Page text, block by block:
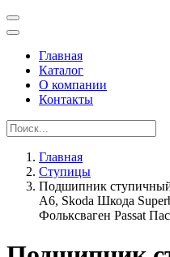
Главная
Каталог
О компании
Контакты
Главная
Ступицы
Подшипник
A6, Skoda Шкода
Фольксваген Passat